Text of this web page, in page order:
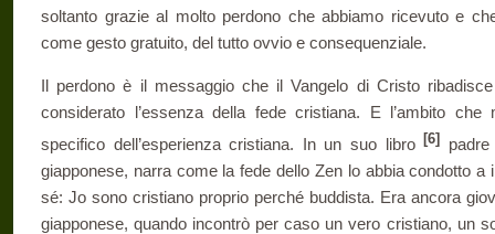
soltanto grazie al molto perdono che abbiamo ricevuto e
come gesto gratuito, del tutto ovvio e consequenziale.
Il perdono è il messaggio che il Vangelo di Cristo
considerato l’essenza della fede cristia­na. E l’ambito
specifico dell’e­sperienza cristiana. In un suo libro [6]
giapponese, narra come la fede dello Zen lo abbia condot­to
sé: Jo sono cristiano pro­prio perché buddista. Era ancora
giapponese, quando incontrò per caso un vero cristiano, un